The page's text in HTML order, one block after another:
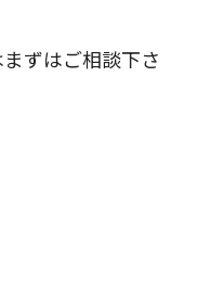
ずはご相談下さ